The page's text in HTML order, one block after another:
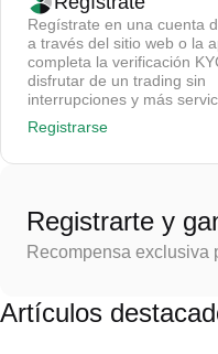
Regístrate en una cuenta
a través del sitio web o la
completa la verificación
disfrutar de un trading sin
interrupciones y más
Registrarse
Registrarte y
Recompensa exclusiva
Artículos